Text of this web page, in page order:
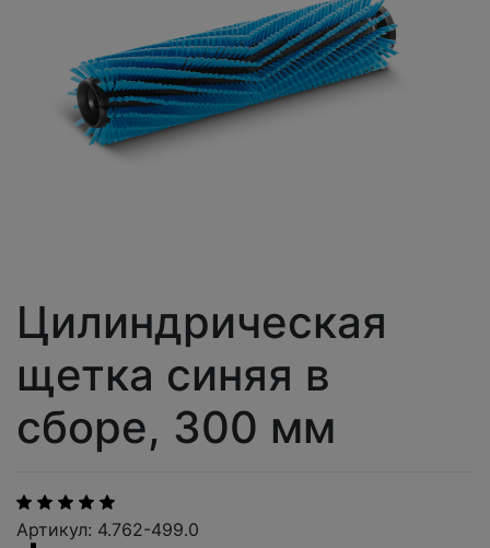
Цилиндрическая
щетка синяя в
сборе, 300 мм
Артикул: 4.762-499.0